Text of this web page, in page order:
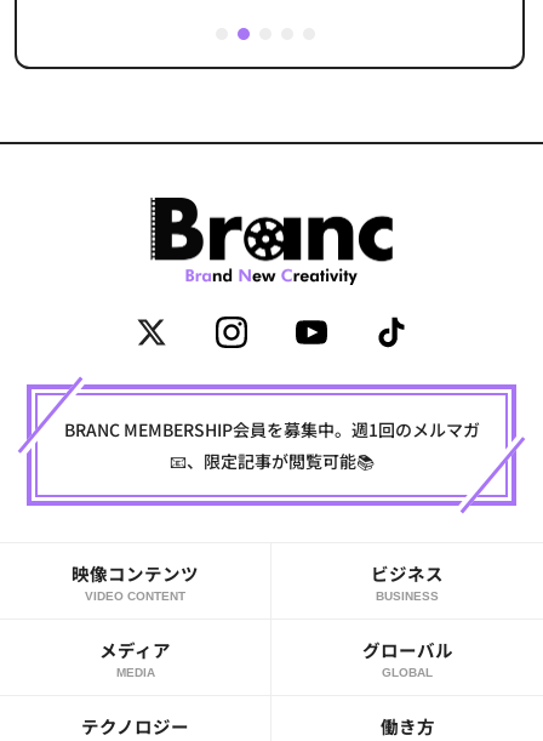
2
BRANC MEMBERSHIP会員を募集中。週1回のメルマガ
📧、限定記事が閲覧可能📚
映像コンテンツ
VIDEO CONTENT
ビジネス
BUSINESS
メディア
MEDIA
グローバル
GLOBAL
テクノロジー 働き方